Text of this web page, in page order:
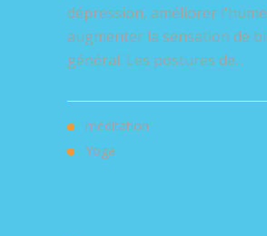
dépression, améliorer
augmenter la sensation de
général. Les postures de...
méditation
Yoga